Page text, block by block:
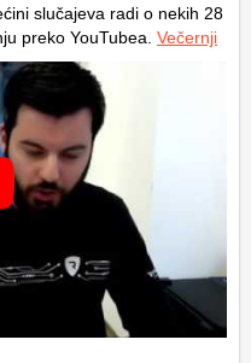
slučajeva radi o nekih 28
preko YouTubea. Večernji